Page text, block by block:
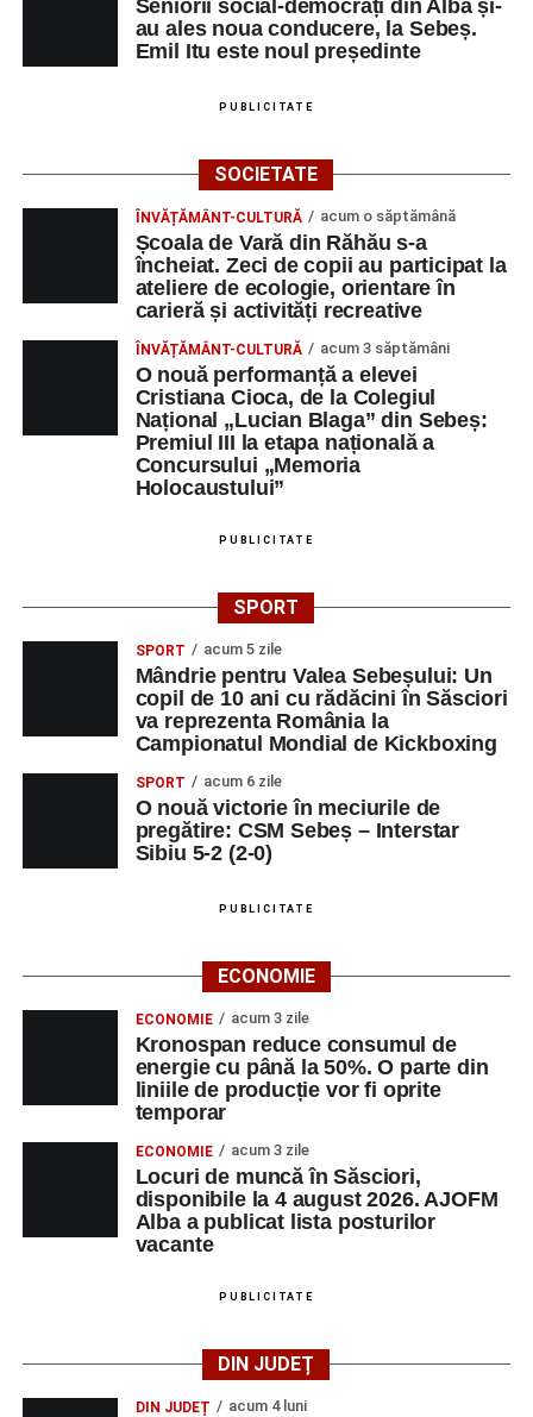
„Voi merge acasă cu gândul că educația și nu numai are
sunt vitale.”(Prof. Ciura Marinela)
Privind spre ediția următoare
În încheierea evenimentului, organizatorii au anunțat tema
ediției din 2027, dedicată relației dintre caracter, valori și
educație. După trei ediții care au abordat comunicarea
didactică, dinamica diferențelor, participarea și luarea
deciziilor, comunitatea Sinaxa Educațională își propune
să revină la întrebările fundamentale despre valorile care
stau la baza actului educațional și despre rolul
profesorului în formarea caracterului tinerilor.
Despre comunitatea Sinaxa Educațională
„Sinaxa Educațională”
profesori, dedicată susținerii unei educații centrate pe
valorile creștin-ortodoxe și pe formarea caracterului
elevilor. Născută din experiența duhovnicească și
formativă a Mănăstirii Oașa, Sinaxa își propune să
sprijine profesorii în regăsirea motivației interioare,
oferindu-le nu doar instrumente metodice actuale, ci și
contexte de sprijin reciproc, colaborare și reconectare la
vocația pedagogică autentică.
Urmărește-ne pe Google News
Ultimele știri din Sebeș
Primăria Sebeș a decis să reducă intensitatea
iluminatului public pe timpul nopții, în contextul
apelului la economii al Guvernului Bolojan
Duminică, 23 august 2026, Râpa Roșie găzduiește
cea de-a III-a ediție a concursului „CicloAventurier
Primul concert din cadrul String Symphonic Camp
Seniorii social-democrați din Alba și-
au ales noua conducere, la Sebeș.
Emil Itu este noul președinte
PUBLICITATE
SOCIETATE
ÎNVĂȚĂMÂNT-CULTURĂ acum o săptămână
Școala de Vară din Răhău s-a
încheiat. Zeci de copii au participat la
ateliere de ecologie, orientare în
carieră și activități recreative
ÎNVĂȚĂMÂNT-CULTURĂ acum 3 săptămâni
O nouă performanță a elevei
Cristiana Cioca, de la Colegiul
Național „Lucian Blaga” din Sebeș:
Premiul III la etapa națională a
Concursului „Memoria
Holocaustului”
PUBLICITATE
SPORT
SPORT acum 5 zile
Mândrie pentru Valea Sebeșului: Un
copil de 10 ani cu rădăcini în Săsciori
va reprezenta România la
Campionatul Mondial de Kickboxing
SPORT acum 6 zile
O nouă victorie în meciurile de
pregătire: CSM Sebeș – Interstar
Sibiu 5-2 (2-0)
PUBLICITATE
ECONOMIE
ECONOMIE acum 3 zile
Kronospan reduce consumul de
energie cu până la 50%. O parte din
liniile de producție vor fi oprite
temporar
ECONOMIE acum 3 zile
Locuri de muncă în Săsciori,
disponibile la 4 august 2026. AJOFM
Alba a publicat lista posturilor
vacante
PUBLICITATE
DIN JUDEȚ
DIN JUDEȚ acum 4 luni